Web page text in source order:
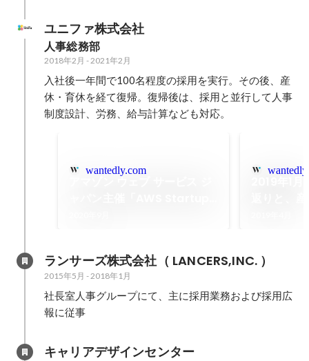
ユニファ株式会社
人事総務部
2018年2月 -2021年2月
入社後一年間で100名程度の採用を実行。その後、産
休・育休を経て復帰。復帰後は、採用と並行して人事
制度設計、労務、給与計算なども対応。
wantedly.com
出場決定致しました。
ランサーズ株式会社（ LANCERS,INC. ）
2015年5月 -2018年1月
社長室人事グループにて、主に採用業務および採用広
報に従事
キャリアデザインセンター